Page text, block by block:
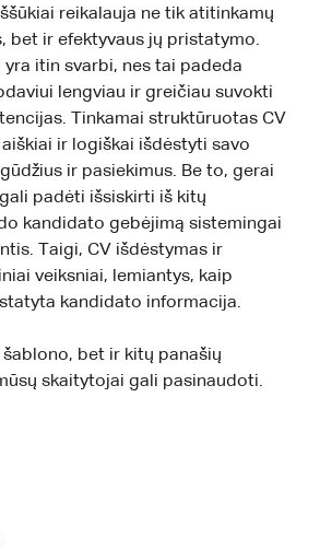
reikalauja ne tik atitinkamų
bet ir efektyvaus jų pristatymo.
yra itin svarbi, nes tai padeda
lengviau ir greičiau suvokti
Tinkamai struktūruotas CV
ir logiškai išdėstyti savo
ir pasiekimus. Be to, gerai
padėti išsiskirti iš kitų
kandidato gebėjimą sistemingai
Taigi, CV išdėstymas ir
veiksniai, lemiantys, kaip
kandidato informacija.
bet ir kitų panašių
skaitytojai gali pasinaudoti.